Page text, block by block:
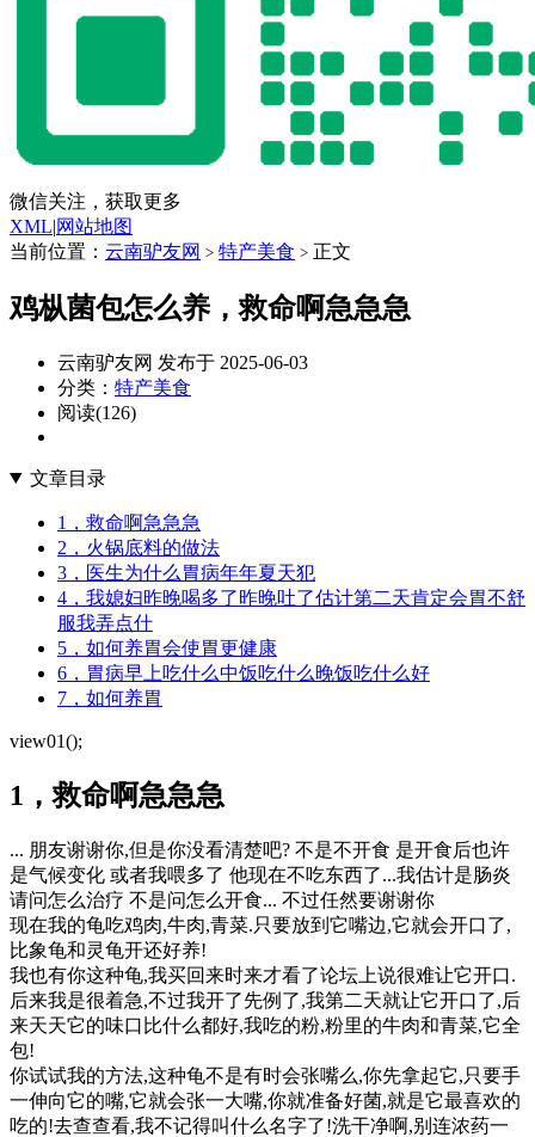
微信关注，获取更多
XML|网站地图
当前位置： 云南驴友网 > 特产美食 > 正文
鸡枞菌包怎么养，救命啊急急急
云南驴友网 发布于 2025-06-03
分类： 特产美食
阅读(126)
文章目录
1，救命啊急急急
2，火锅底料的做法
3，医生为什么胃病年年夏天犯
4，我媳妇昨晚喝多了昨晚吐了估计第二天肯定会胃不舒
服我弄点什
5，如何养胃会使胃更健康
6，胃病早上吃什么中饭吃什么晚饭吃什么好
7，如何养胃
view01();
1，救命啊急急急
... 朋友谢谢你,但是你没看清楚吧? 不是不开食 是开食后也许
是气候变化 或者我喂多了 他现在不吃东西了...我估计是肠炎
请问怎么治疗 不是问怎么开食... 不过任然要谢谢你
现在我的龟吃鸡肉,牛肉,青菜.只要放到它嘴边,它就会开口了,
比象龟和灵龟开还好养!
我也有你这种龟,我买回来时来才看了论坛上说很难让它开口.
后来我是很着急,不过我开了先例了,我第二天就让它开口了,后
来天天它的味口比什么都好,我吃的粉,粉里的牛肉和青菜,它全
包!
你试试我的方法,这种龟不是有时会张嘴么,你先拿起它,只要手
一伸向它的嘴,它就会张一大嘴,你就准备好菌,就是它最喜欢的
吃的!去查查看,我不记得叫什么名字了!洗干净啊,别连浓药一